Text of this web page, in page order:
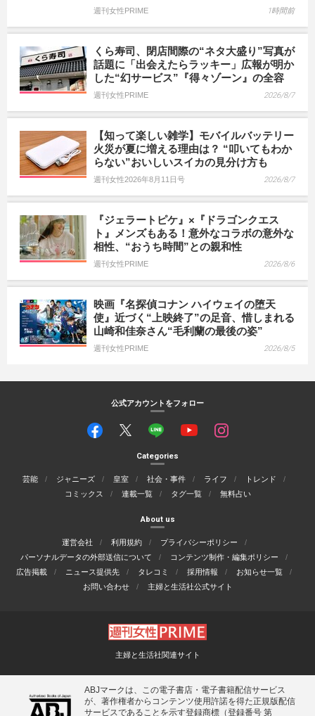
週刊女性PRIME 1時間前
くら寿司、閉店間際の“ネタ大盛り”写真が
話題に「出会えたらラッキー」広報が明か
した“幻サービス”『得々ゾーン』の全容
週刊女性PRIME 2026/8/7
【知って楽しい雑学】モバイルバッテリー
火災が夏に増える理由は？ “叩いてもわか
らない”おいしいスイカの見分け方も
週刊女性2026年8月11日号 2026/8/7
『ジェラートピケ』×『ドラゴンクエス
ト』メンズもある！意外なコラボの意外な
相性、“おうち時間”との親和性
週刊女性PRIME 2026/8/6
映画『名探偵コナン ハイウェイの堕天
使』近づく“上映終了”の足音、惜しまれる
山崎和佳奈さん“毛利蘭の最後の姿”
週刊女性PRIME 2026/8/5
公式アカウントをフォロー
Categories
芸能 ジャニーズ 皇室 社会・事件 ライフ
トレンド
コミックス
連載一覧 タグ一覧 無料占い
About us
運営会社 利用規約
プライバシーポリシー
パーソナルデータの外部送信について
コンテンツ制作・編集ポリシー
広告掲載
ニュース提供先 タレコミ 採用情報
お知らせ一覧
お問い合わせ
主婦と生活社公式サイト
主婦と生活社関連サイト
ABJマークは、この電子書店・電子書籍配信サービス
が、著作権者からコンテンツ使用許諾を得た正規版配信
サービスであることを示す登録商標（登録番号 第